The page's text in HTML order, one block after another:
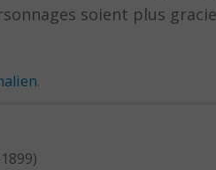
soient plus
.